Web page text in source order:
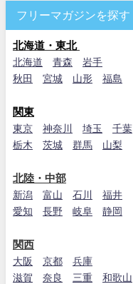
フリーマガジンを探す
北海道・東北
北海道 青森
岩手
秋田
宮城 山形 福島
関東
東京 神奈川 埼玉
千葉
栃木
茨城 群馬 山梨
北陸・中部
新潟 富山 石川
福井
愛知
長野 岐阜 静岡
関西
大阪 京都
兵庫
滋賀
奈良 三重 和歌山